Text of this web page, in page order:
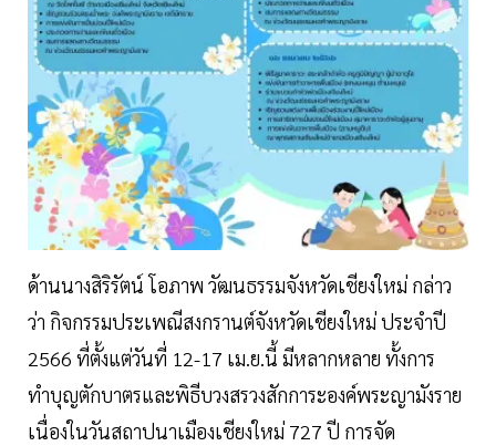
ด้านนางสิริรัตน์ โอภาพ วัฒนธรรมจังหวัดเชียงใหม่ กล่าว
ว่า กิจกรรมประเพณีสงกรานต์จังหวัดเชียงใหม่ ประจำปี
2566 ที่ตั้งแต่วันที่ 12-17 เม.ย.นี้ มีหลากหลาย ทั้งการ
ทำบุญตักบาตรและพิธีบวงสรวงสักการะองค์พระญามังราย
เนื่องในวันสถาปนาเมืองเชียงใหม่ 727 ปี การจัด